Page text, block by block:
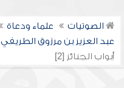
الصوتيات علماء ودعاة
عبد العزيز بن مرزوق الطريفي
أبواب الجنائز [2]